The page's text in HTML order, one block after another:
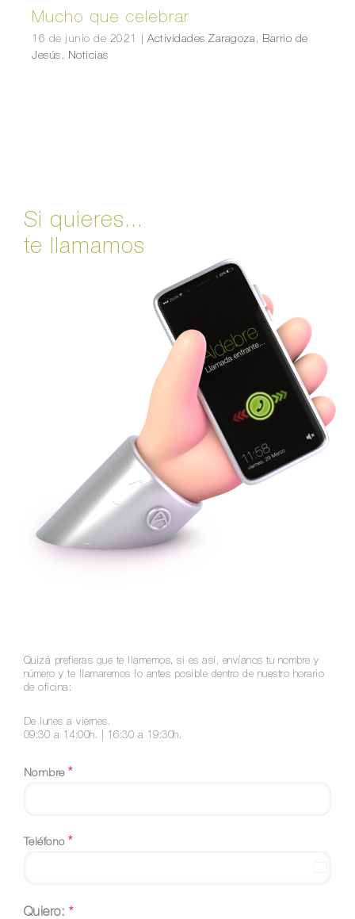
Mucho que celebrar
16 de junio de 2021 | Actividades Zaragoza, Barrio de
Jesús, Noticias
Si quieres...
te llamamos
Quizá prefieras que te llamemos, si es así, envíanos tu nombre y
número y te llamaremos lo antes posible dentro de nuestro horario
de oficina:
De lunes a viernes.
09:30 a 14:00h. | 16:30 a 19:30h.
Nombre*
Teléfono*
Quiero: *